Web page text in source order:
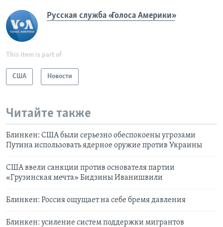
Русская служба «Голоса Америки»
This item is part of
США Новости
Читайте также
Блинкен: США были серьезно обеспокоены угрозами
Путина использовать ядерное оружие против Украины
США ввели санкции против основателя партии
«Грузинская мечта» Бидзины Иванишвили
Блинкен: Россия ощущает на себе бремя давления
Блинкен: усиление систем поддержки мигрантов